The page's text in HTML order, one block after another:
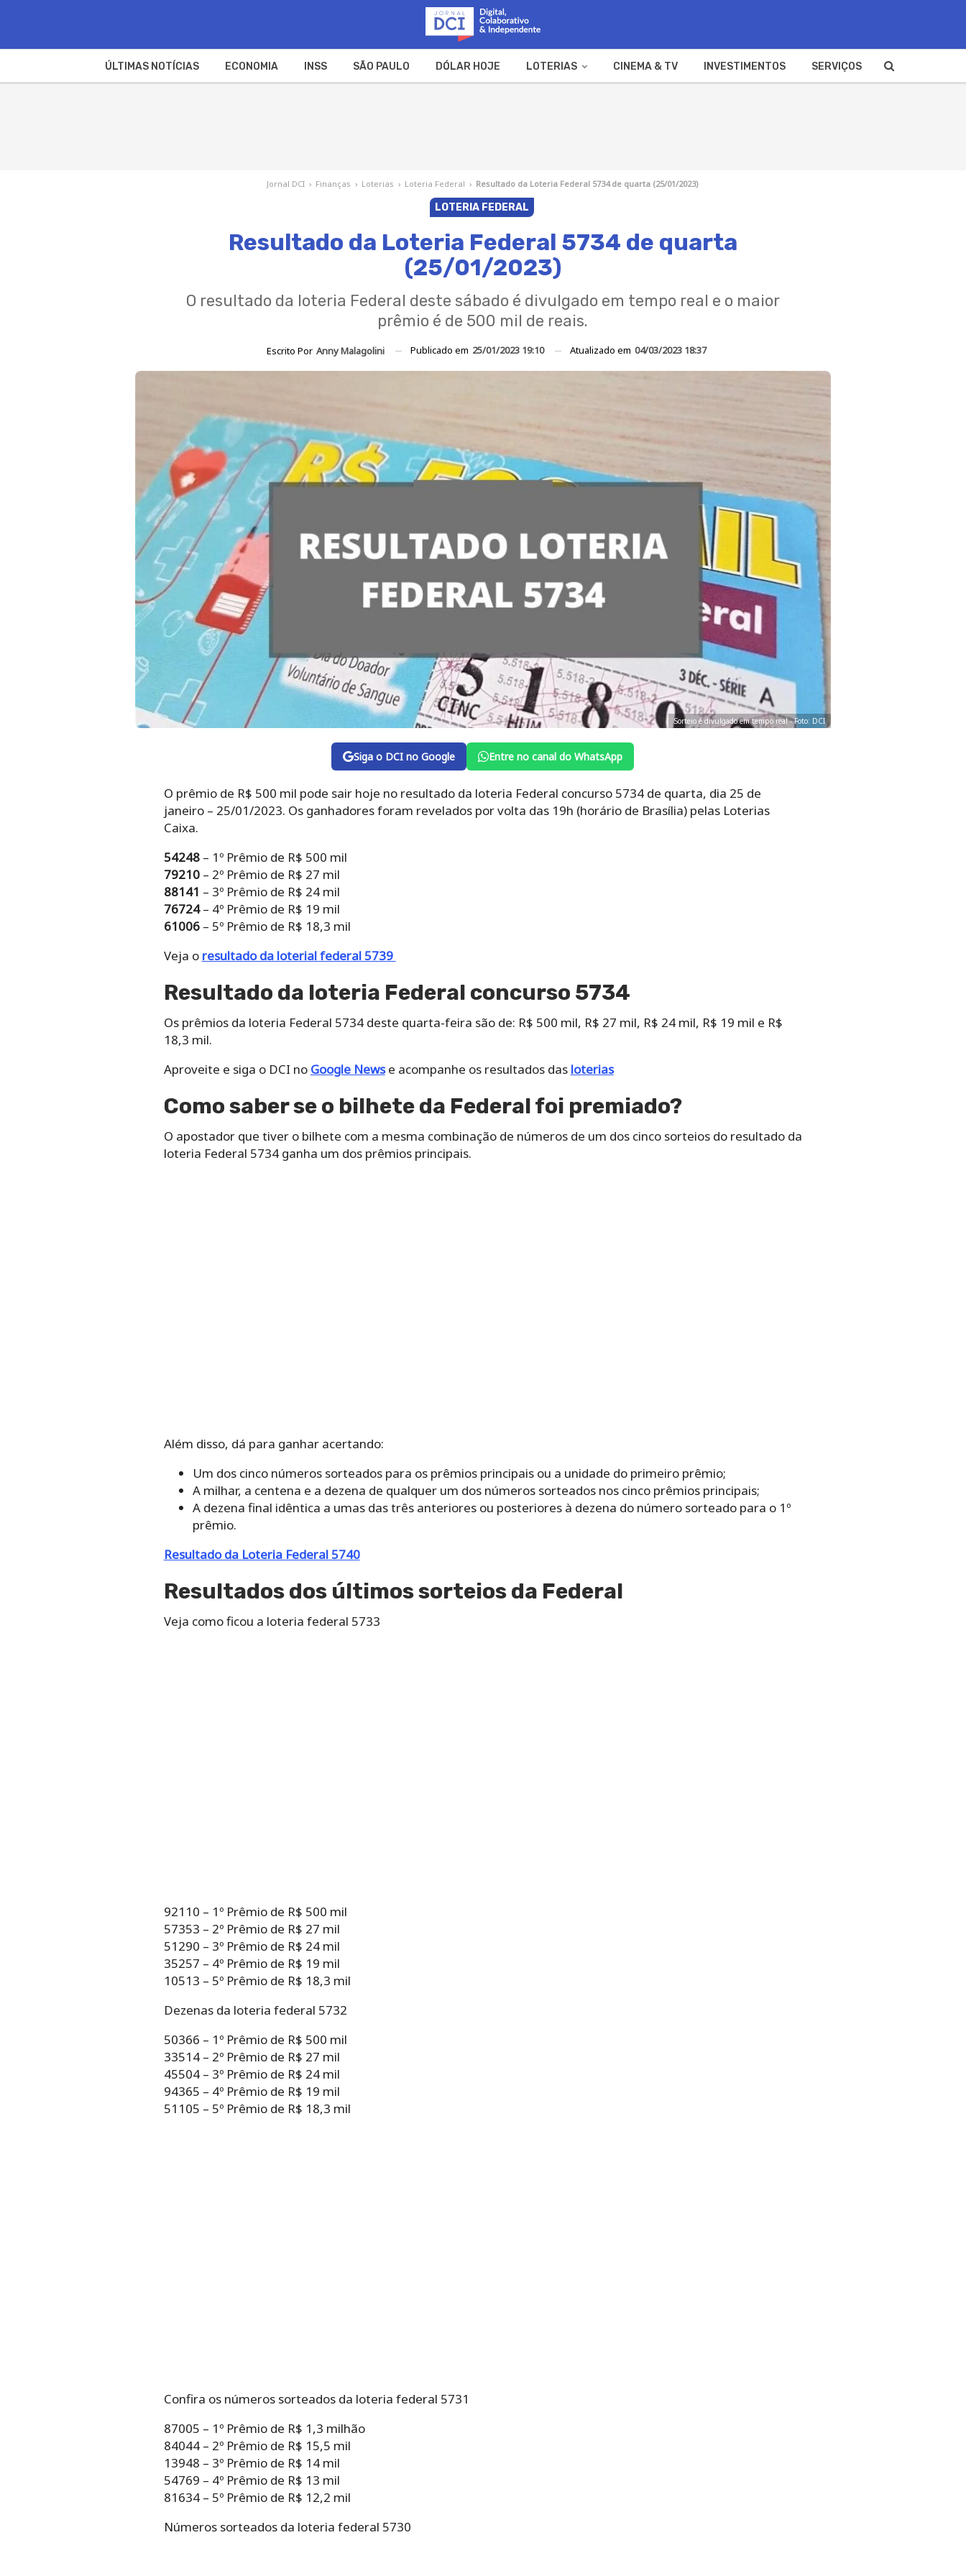
ÚLTIMAS NOTÍCIAS ECONOMIA INSS SÃO PAULO DÓLAR HOJE LOTERIAS CINEMA & TV INVESTIMENTOS SERVIÇOS
Jornal DCI › Finanças › Loterias › Loteria Federal › Resultado da Loteria Federal 5734 de quarta (25/01/2023)
LOTERIA FEDERAL
Resultado da Loteria Federal 5734 de quarta
(25/01/2023)
O resultado da loteria Federal deste sábado é divulgado em tempo real e o maior
prêmio é de 500 mil de reais.
Escrito Por Anny Malagolini Publicado em 25/01/2023 19:10 Atualizado em 04/03/2023 18:37
Sorteio é divulgado em tempo real - Foto: DCI
Siga o DCI no Google Entre no canal do WhatsApp
O prêmio de R$ 500 mil pode sair hoje no resultado da loteria Federal concurso 5734 de quarta, dia 25 de
janeiro – 25/01/2023. Os ganhadores foram revelados por volta das 19h (horário de Brasília) pelas Loterias
Caixa.
54248– 1º Prêmio de R$ 500 mil
79210– 2º Prêmio de R$ 27 mil
88141 – 3º Prêmio de R$ 24 mil
76724– 4º Prêmio de R$ 19 mil
61006– 5º Prêmio de R$ 18,3 mil
Veja o resultado da loterial federal 5739
Resultado da loteria Federal concurso 5734
Os prêmios da loteria Federal 5734 deste quarta-feira são de: R$ 500 mil, R$ 27 mil, R$ 24 mil, R$ 19 mil e R$
18,3 mil.
Aproveite e siga o DCI no Google Newse acompanhe os resultados das loterias
Como saber se o bilhete da Federal foi premiado?
O apostador que tiver o bilhete com a mesma combinação de números de um dos cinco sorteios do resultado da
loteria Federal 5734 ganha um dos prêmios principais.
Além disso, dá para ganhar acertando:
Um dos cinco números sorteados para os prêmios principais ou a unidade do primeiro prêmio;
A milhar, a centena e a dezena de qualquer um dos números sorteados nos cinco prêmios principais;
A dezena final idêntica a umas das três anteriores ou posteriores à dezena do número sorteado para o 1º
prêmio.
Resultado da Loteria Federal 5740
Resultados dos últimos sorteios da Federal
Veja como ficou a loteria federal 5733
92110 – 1º Prêmio de R$ 500 mil
57353 – 2º Prêmio de R$ 27 mil
51290 – 3º Prêmio de R$ 24 mil
35257 – 4º Prêmio de R$ 19 mil
10513 – 5º Prêmio de R$ 18,3 mil
Dezenas da loteria federal 5732
50366 – 1º Prêmio de R$ 500 mil
33514 – 2º Prêmio de R$ 27 mil
45504 – 3º Prêmio de R$ 24 mil
94365 – 4º Prêmio de R$ 19 mil
51105 – 5º Prêmio de R$ 18,3 mil
Confira os números sorteados da loteria federal 5731
87005 – 1º Prêmio de R$ 1,3 milhão
84044 – 2º Prêmio de R$ 15,5 mil
13948 – 3º Prêmio de R$ 14 mil
54769 – 4º Prêmio de R$ 13 mil
81634 – 5º Prêmio de R$ 12,2 mil
Números sorteados da loteria federal 5730